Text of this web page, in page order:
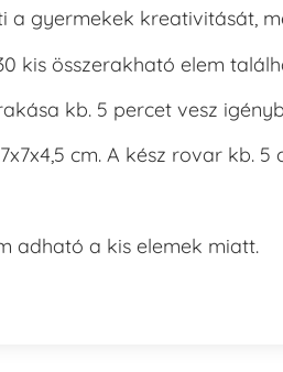
a gyermekek kreativitását,
kis összerakható elem
kb. 5 percet vesz
cm. A kész rovar kb. 5
adható a kis elemek miatt.